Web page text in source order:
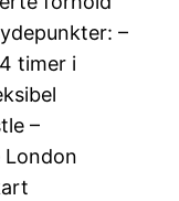
–
timer i
–